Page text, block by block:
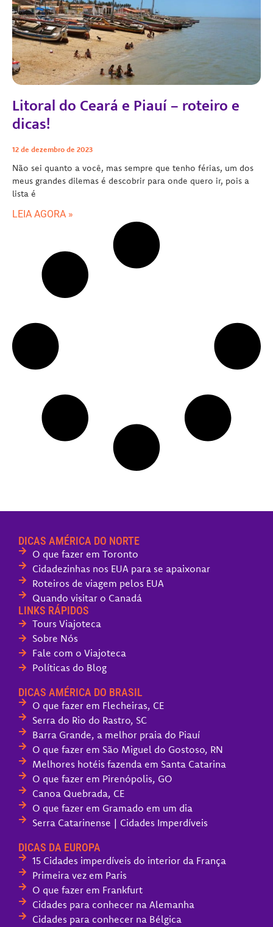
Litoral do Ceará e Piauí – roteiro e
dicas!
12 de dezembro de 2023
Não sei quanto a você, mas sempre que tenho férias, um dos
meus grandes dilemas é descobrir para onde quero ir, pois a
lista é
LEIA AGORA »
DICAS AMÉRICA DO NORTE
O que fazer em Toronto
Cidadezinhas nos EUA para se apaixonar
Roteiros de viagem pelos EUA
Quando visitar o Canadá
LINKS RÁPIDOS
Tours Viajoteca
Sobre Nós
Fale com o Viajoteca
Políticas do Blog
DICAS AMÉRICA DO BRASIL
O que fazer em Flecheiras, CE
Serra do Rio do Rastro, SC
Barra Grande, a melhor praia do Piauí
O que fazer em São Miguel do Gostoso, RN
Melhores hotéis fazenda em Santa Catarina
O que fazer em Pirenópolis, GO
Canoa Quebrada, CE
O que fazer em Gramado em um dia
Serra Catarinense | Cidades Imperdíveis
DICAS DA EUROPA
15 Cidades imperdíveis do interior da França
Primeira vez em Paris
O que fazer em Frankfurt
Cidades para conhecer na Alemanha
Cidades para conhecer na Bélgica